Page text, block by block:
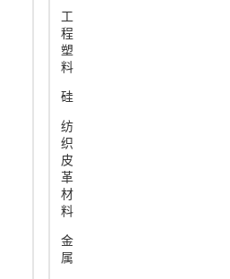
工
程
塑
料
硅
纺
织
皮
革
材
料
金
属